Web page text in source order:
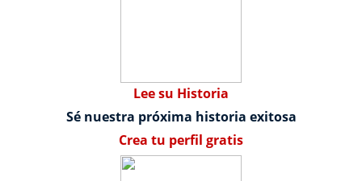
Lee su Historia
Sé nuestra próxima historia exitosa
Crea tu perfil gratis